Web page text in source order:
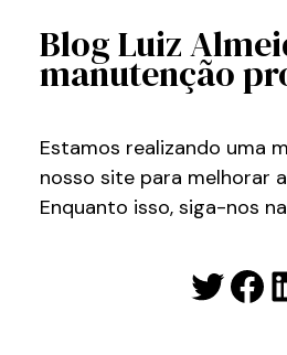
Blog Luiz
manutenção
Estamos realizando uma
nosso site para melhorar
Enquanto isso, siga-nos